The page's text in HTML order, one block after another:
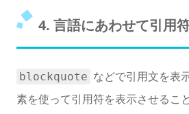
4. 言語にあわせて引用
blockquote などで引用文を表
素を使って引用符を表示させるこ